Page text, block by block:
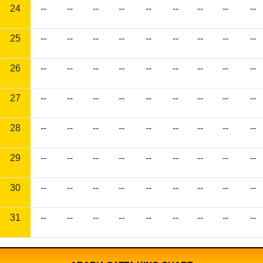
24 -- -- -- -- -- -- -- -- --
25 -- -- -- -- -- -- -- -- --
26 -- -- -- -- -- -- -- -- --
27 -- -- -- -- -- -- -- -- --
28 -- -- -- -- -- -- -- -- --
29 -- -- -- -- -- -- -- -- --
30 -- -- -- -- -- -- -- -- --
31 -- -- -- -- -- -- -- -- --